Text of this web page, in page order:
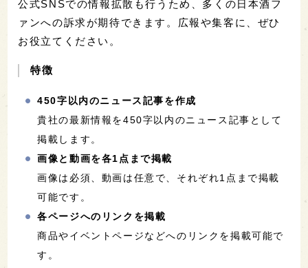
公式SNSでの情報拡散も行うため、多くの日本酒フ
ァンへの訴求が期待できます。広報や集客に、ぜひ
お役立てください。
特徴
450字以内のニュース記事を作成
貴社の最新情報を450字以内のニュース記事として
掲載します。
画像と動画を各1点まで掲載
画像は必須、動画は任意で、それぞれ1点まで掲載
可能です。
各ページへのリンクを掲載
商品やイベントページなどへのリンクを掲載可能で
す。